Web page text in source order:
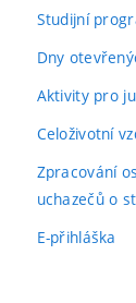
Studijní
Dny
Aktivity pro
Celoživotní
Zpracování
uchazečů o
E-přihláška